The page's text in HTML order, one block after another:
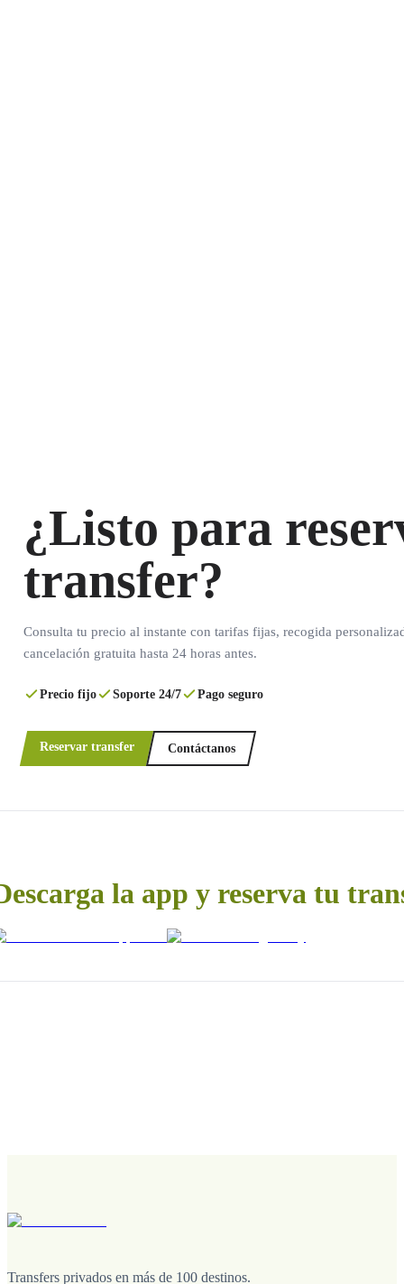
¿Listo para
transfer?
Consulta tu precio al instante con tarifas fijas, recogida
cancelación gratuita hasta 24 horas antes.
Precio fijo Soporte 24/7 Pago seguro
Reservar transfer Contáctanos
la app y reserva tu
Transfers privados en más de 100 destinos.